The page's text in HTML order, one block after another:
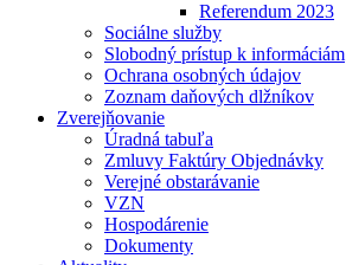
Referendum 2023
Sociálne služby
Slobodný prístup k informáciám
Ochrana osobných údajov
Zoznam daňových dlžníkov
Zverejňovanie
Úradná tabuľa
Zmluvy Faktúry Objednávky
Verejné obstarávanie
VZN
Hospodárenie
Dokumenty